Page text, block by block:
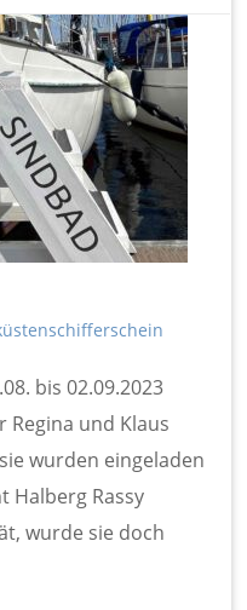
bis 02.09.2023
Regina und Klaus
wurden eingeladen
Halberg Rassy
wurde sie doch